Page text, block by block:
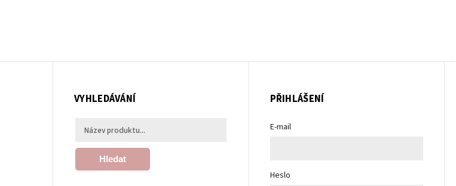
VYHLEDÁVÁNÍ
Hledat
PŘIHLÁŠENÍ
E-mail
Heslo